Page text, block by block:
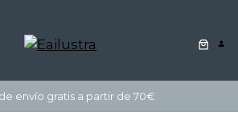
envío gratis a partir de 70€